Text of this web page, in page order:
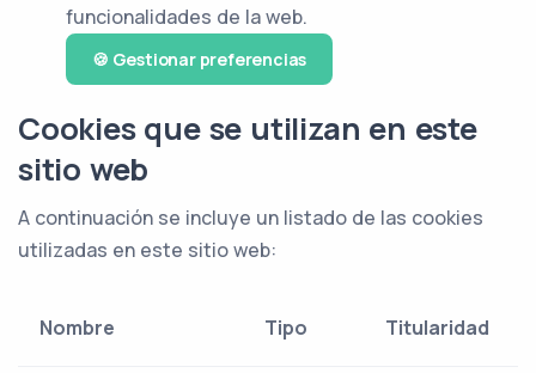
funcionalidades de la web.
🍪 Gestionar preferencias
Cookies que se utilizan en este
sitio web
A continuación se incluye un listado de las cookies
utilizadas en este sitio web:
Nombre Tipo Titularidad